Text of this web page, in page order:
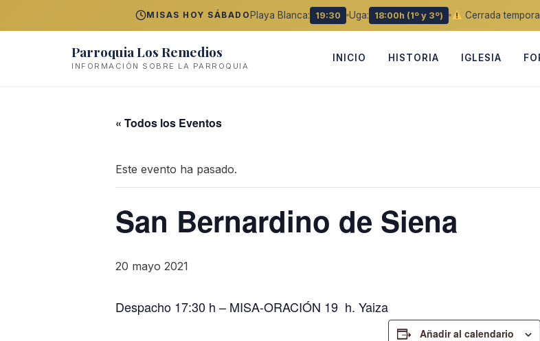
MISAS HOY SÁBADO Playa Blanca: 19:30 Uga: 18:00h (1º y 3º) Cerrada
Parroquia Los Remedios
INFORMACIÓN SOBRE LA PARROQUIA
INICIO HISTORIA IGLESIA
« Todos los Eventos
Este evento ha pasado.
San Bernardino de Siena
20 mayo 2021
Despacho 17:30 h – MISA-ORACIÓN 19 h. Yaiza
Añadir al calendario